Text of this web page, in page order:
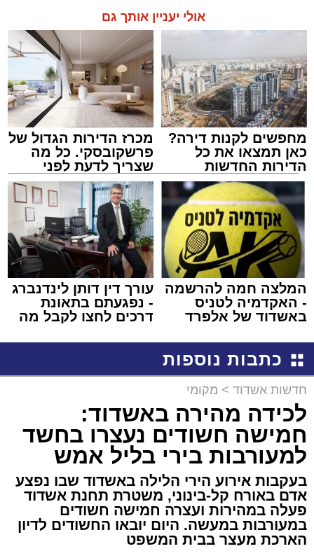
אולי יעניין אותך גם
מחפשים לקנות דירה?
כאן תמצאו את כל
הדירות החדשות
למכירה באשדוד >>>
מכרז הדירות הגדול של
פרשקובסקי. כל מה
שצריך לדעת לפני
שמגישים הצעה לדירה
באשדוד
המלצה חמה להרשמה
- האקדמיה לטניס
באשדוד של אלפרד
עורך דין דותן לינדנברג
- נפגעתם בתאונת
דרכים לחצו לקבל מה
כתבות נוספות
חדשות אשדוד > מקומי
לכידה מהירה באשדוד:
חמישה חשודים נעצרו בחשד
למעורבות בירי בליל אמש
בעקבות אירוע הירי הלילה באשדוד שבו נפצע
אדם באורח קל-בינוני, משטרת תחנת אשדוד
פעלה במהירות ועצרה חמישה חשודים
במעורבות במעשה. היום יובאו החשודים לדיון
הארכת מעצר בבית המשפט